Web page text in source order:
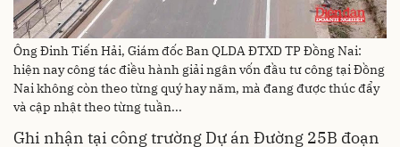
Ông Đinh Tiến Hải, Giám đốc Ban QLDA ĐTXD TP Đồng Nai:
hiện nay công tác điều hành giải ngân vốn đầu tư công tại Đồng
Nai không còn theo từng quý hay năm, mà đang được thúc đẩy
và cập nhật theo từng tuần...
Ghi nhận tại công trường Dự án Đường 25B đoạn